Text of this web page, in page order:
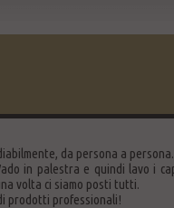
da persona a persona.
in palestra e quindi lavo i
volta ci siamo posti tutti.
prodotti professionali!